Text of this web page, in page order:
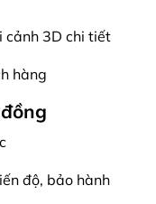
cảnh 3D chi tiết
hàng
độ, bảo hành